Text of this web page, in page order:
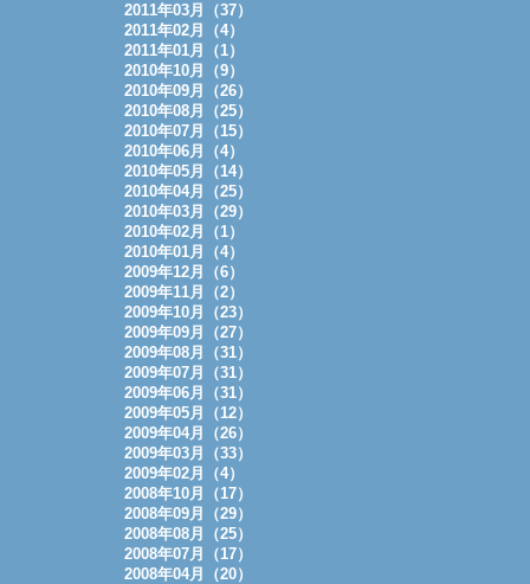
2011年03月（37）
2011年02月（4）
2011年01月（1）
2010年10月（9）
2010年09月（26）
2010年08月（25）
2010年07月（15）
2010年06月（4）
2010年05月（14）
2010年04月（25）
2010年03月（29）
2010年02月（1）
2010年01月（4）
2009年12月（6）
2009年11月（2）
2009年10月（23）
2009年09月（27）
2009年08月（31）
2009年07月（31）
2009年06月（31）
2009年05月（12）
2009年04月（26）
2009年03月（33）
2009年02月（4）
2008年10月（17）
2008年09月（29）
2008年08月（25）
2008年07月（17）
2008年04月（20）